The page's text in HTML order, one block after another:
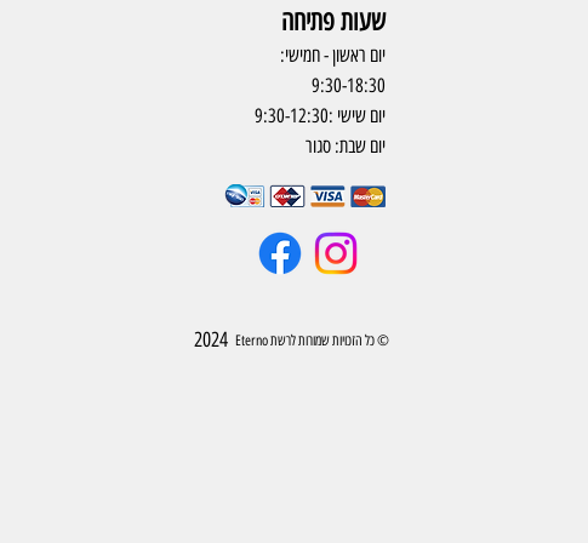
שעות פתיחה
יום ראשון - חמישי:
9:30-18:30
יום שישי :9:30-12:30
יום שבת: סגור
2024 © כל הזכויות שמורות לרשת Eterno